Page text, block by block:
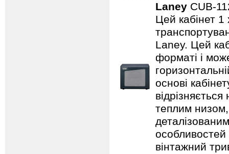
Laney CUB-
Цей кабінет 1
Laney. Цей
форматі і
основі
теплим
особливостей
вінтажний